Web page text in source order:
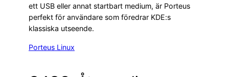
ett USB eller annat startbart medium, är Porteus
perfekt för användare som föredrar KDE:s
klassiska utseende.
Porteus Linux